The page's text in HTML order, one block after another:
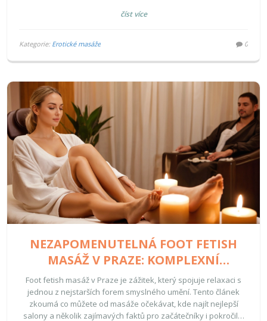
až po duševní přípravu – každý aspekt hraje svou roli. Naučte
jakých věcí se vyvarovat, abyste si užily každou minutu tohoto
vaše masáž bude nezapomenutelná.
číst více
Kategorie: Erotické masáže 0
NEZAPOMENUTELNÁ FOOT FETISH
MASÁŽ V PRAZE: KOMPLEXNÍ
PRŮVODCE
Foot fetish masáž v Praze je zážitek, který spojuje relaxaci s
jednou z nejstarších forem smyslného umění. Tento článek
zkoumá co můžete od masáže očekávat, kde najít nejlepší
salony a několik zajímavých faktů pro začátečníky i pokročilé.